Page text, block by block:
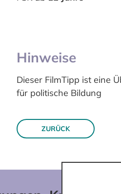
Hinweise
Dieser FilmTipp ist eine
für politische Bildung
ZURÜCK